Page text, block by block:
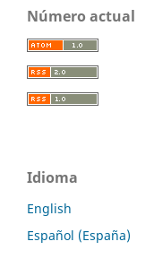
Número actual
Idioma
English
Español (España)